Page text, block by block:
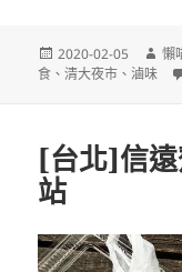
發
佈
2020-02-05
作
者
懶
食 、清大夜市 、滷味
[台北]信
站